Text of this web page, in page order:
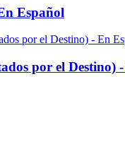
Español
por el Destino)